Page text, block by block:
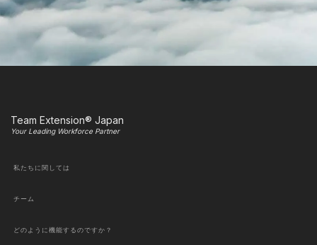
Team Extension® Japan
Your Leading Workforce Partner
私たちに関しては
チーム
どのように機能するのですか？